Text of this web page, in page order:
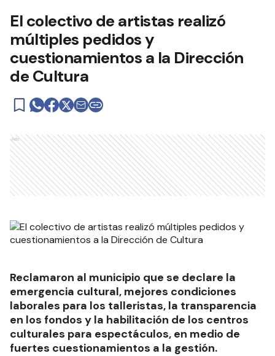
El colectivo de artistas realizó
múltiples pedidos y
cuestionamientos a la Dirección
de Cultura
Ads
Reclamaron al municipio que se declare la
emergencia cultural, mejores condiciones
laborales para los talleristas, la transparencia
en los fondos y la habilitación de los centros
culturales para espectáculos, en medio de
fuertes cuestionamientos a la gestión.